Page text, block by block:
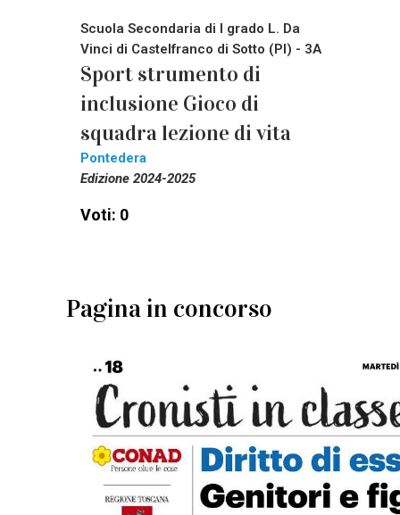
Scuola Secondaria di I grado L. Da
Vinci di Castelfranco di Sotto (PI) - 3A
Sport strumento di
inclusione Gioco di
squadra lezione di vita
Pontedera
Edizione 2024-2025
Voti: 0
Pagina in concorso